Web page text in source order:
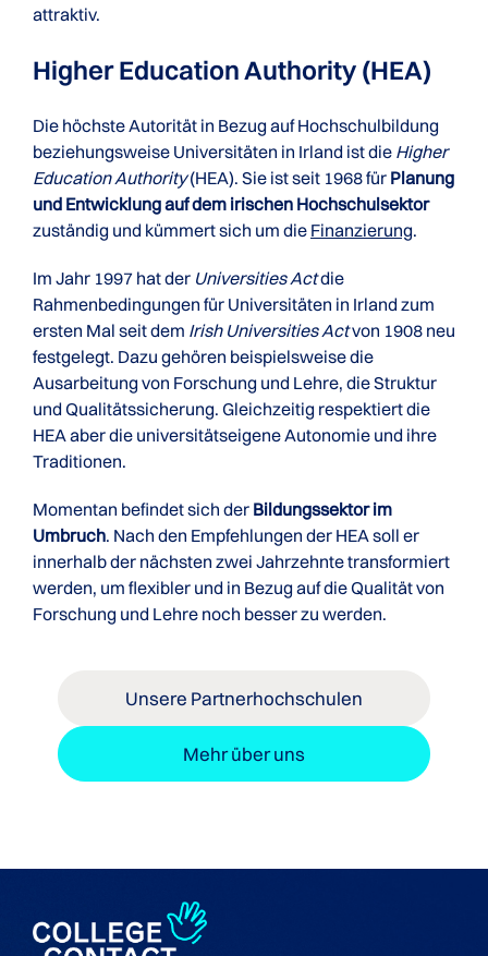
attraktiv.
Higher Education Authority (HEA)
Die höchste Autorität in Bezug auf Hochschulbildung
beziehungsweise Universitäten in Irland ist die Higher
Education Authority(HEA). Sie ist seit 1968 für Planung
und Entwicklung auf dem irischen Hochschulsektor
zuständig und kümmert sich um die Finanzierung.
Im Jahr 1997 hat der Universities Actdie
Rahmenbedingungen für Universitäten in Irland zum
ersten Mal seit dem Irish Universities Actvon 1908 neu
festgelegt. Dazu gehören beispielsweise die
Ausarbeitung von Forschung und Lehre, die Struktur
und Qualitätssicherung. Gleichzeitig respektiert die
HEA aber die universitätseigene Autonomie und ihre
Traditionen.
Momentan befindet sich der Bildungssektor im
Umbruch. Nach den Empfehlungen der HEA soll er
innerhalb der nächsten zwei Jahrzehnte transformiert
werden, um flexibler und in Bezug auf die Qualität von
Forschung und Lehre noch besser zu werden.
Unsere Partnerhochschulen
Mehr über uns